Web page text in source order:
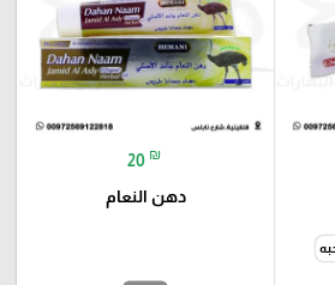
20 ₪
دهن النعام